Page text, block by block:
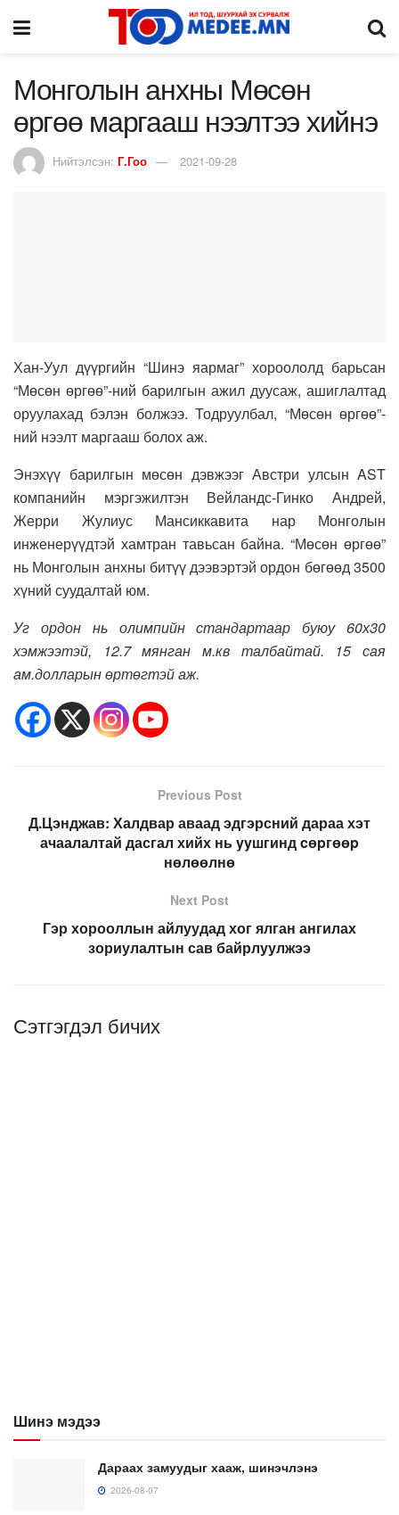
Монголын анхны Мөсөн
өргөө маргааш нээлтээ хийнэ
Нийтэлсэн: Г.Гоо 2021-09-28
Хан-Уул дүүргийн “Шинэ яармаг” хороололд барьсан
“Мөсөн өргөө”-ний барилгын ажил дуусаж, ашиглалтад
оруулахад бэлэн болжээ. Тодруулбал, “Мөсөн өргөө”-
ний нээлт маргааш болох аж.
Энэхүү барилгын мөсөн дэвжээг Австри улсын AST
компанийн мэргэжилтэн Вейландс-Гинко Андрей,
Жерри Жулиус Мансиккавита нар Монголын
инженерүүдтэй хамтран тавьсан байна. “Мөсөн өргөө”
нь Монголын анхны битүү дээвэртэй ордон бөгөөд 3500
хүний суудалтай юм.
Уг ордон нь олимпийн стандартаар буюу 60х30
хэмжээтэй, 12.7 мянган м.кв талбайтай. 15 сая
ам.долларын өртөгтэй аж.
Previous Post
Д.Цэнджав: Халдвар аваад эдгэрсний дараа хэт
ачаалалтай дасгал хийх нь yyшгинд cөpгөөp
нөлөөлнө
Next Post
Гэр хорооллын айлуудад хог ялган ангилах
зориулалтын сав байрлуулжээ
Сэтгэгдэл бичих
Шинэ мэдээ
Дараах замуудыг хааж, шинэчлэнэ
2026-08-07